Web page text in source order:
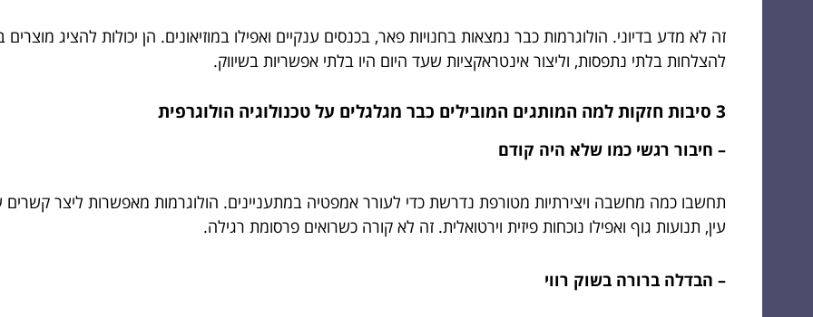
זה לא מדע בדיוני. הולוגרמות כבר נמצאות בחנויות פאר, בכנסים ענקיים ואפילו במוזיאונים. הן יכולות להציג
להצלחות בלתי נתפסות, וליצור אינטראקציות שעד היום היו בלתי אפשריות בשיווק.
3 סיבות חזקות למה המותגים המובילים כבר מגלגלים על טכנולוגיה הולוגרפית
– חיבור רגשי כמו שלא היה קודם
תחשבו כמה מחשבה ויצירתיות מטורפת נדרשת כדי לעורר אמפטיה במתעניינים. הולוגרמות מאפשרות ליצר
עין, תנועות גוף ואפילו נוכחות פיזית וירטואלית. זה לא קורה כשרואים פרסומת רגילה.
– הבדלה ברורה בשוק רווי